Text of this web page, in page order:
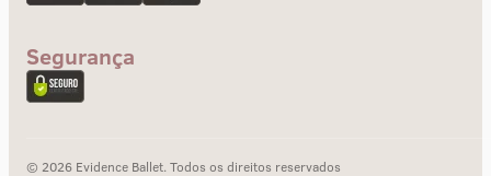
Segurança
© 2026 Evidence Ballet. Todos os direitos reservados